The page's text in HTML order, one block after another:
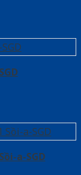
a-SGD